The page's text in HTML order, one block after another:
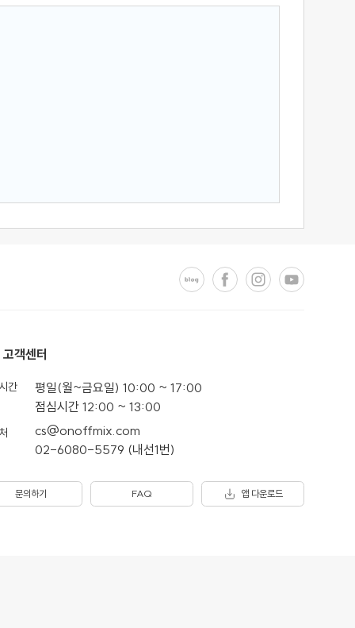
고객센터
간
평일(월~금요일) 10:00 ~ 17:00
점심시간 12:00 ~ 13:00
cs@onoffmix.com
02-6080-5579 (내선1번)
문의하기 FAQ 앱 다운로드